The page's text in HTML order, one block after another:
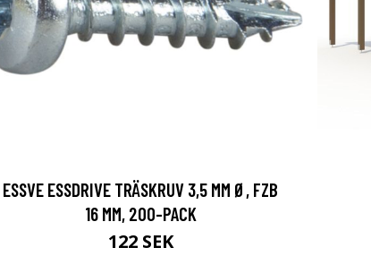
ESSVE ESSDRIVE TRÄSKRUV 3,5 MM Ø, FZB
16 MM, 200-PACK
122 SEK